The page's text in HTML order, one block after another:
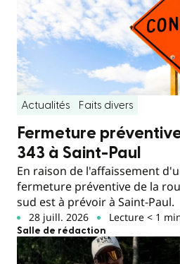
Actualités Faits divers
Fermeture
343 à Saint-Paul
En raison de l'affaissement
fermeture préventive de la
sud est à prévoir à Saint-Paul.
28 juill. 2026 Lecture < 1
Salle de rédaction